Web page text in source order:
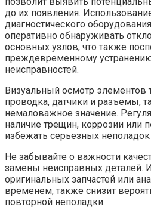
до их появления.
диагностического
оперативно обнаруживать
основных узлов, что также
преждевременному
неисправностей.
Визуальный осмотр элементов
проводка, датчики и разъемы,
немаловажное значение.
наличие трещин, коррозии
избежать серьезных
Не забывайте о важности
замены неисправных деталей.
оригинальных запчастей или
временем, также снизит
повторной неполадки.